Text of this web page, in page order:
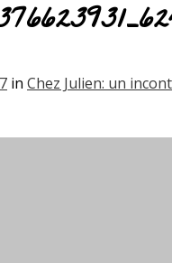
in Chez Julien: un